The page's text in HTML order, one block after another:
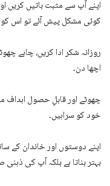
اپنے آپ سے مثبت باتیں کریں
کوئی مشکل پیش آئے تو اس
روزانہ شکر ادا کریں، چاہے
اچھا دن۔
چھوٹے اور قابلِ حصول اہداف
خود کو سراہیں۔
بہتر بناتا ہے بلکہ آپ کی